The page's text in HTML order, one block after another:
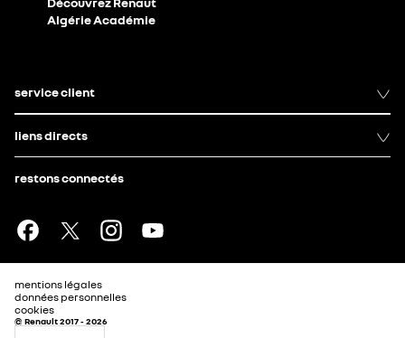
Algérie Académie
service client
liens directs
restons connectés
mentions légales
données personnelles
cookies
© Renault 2017 - 2026